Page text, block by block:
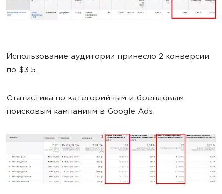
Использование аудитории принесло 2 конверсии
по $3,5.
Статистика по категорийным и брендовым
поисковым кампаниям в Google Ads.